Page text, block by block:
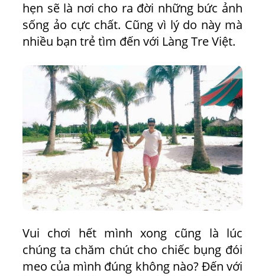
hẹn sẽ là nơi cho ra đời những bức ảnh
sống ảo cực chất. Cũng vì lý do này mà
nhiều bạn trẻ tìm đến với Làng Tre Việt.
Vui chơi hết mình xong cũng là lúc
chúng ta chăm chút cho chiếc bụng đói
meo của mình đúng không nào? Đến với